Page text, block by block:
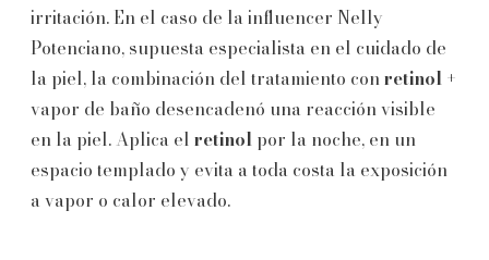
irritación. En el caso de la influencer Nelly
Potenciano, supuesta especialista en el cuidado de
la piel, la combinación del tratamiento conretinol +
vapor de baño desencadenó una reacción visible
en la piel. Aplica el retinol por la noche, en un
espacio templado y evita a toda costa la exposición
a vapor o calor elevado.